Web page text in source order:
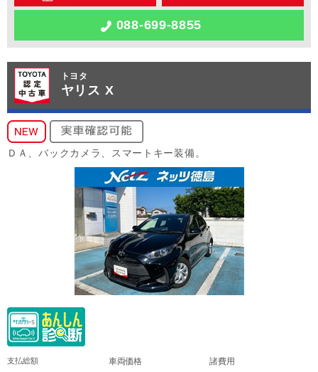
088-699-8855
トヨタ
ヤリス X
ＤＡ、バックカメラ、スマートキー装備。
支払総額 車両価格 諸費用